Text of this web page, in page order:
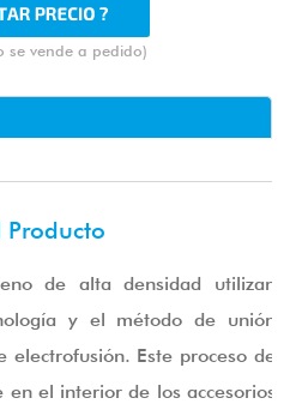
se vende a pedido)
Producto
de alta densidad utilizan
y el método de unión
electrofusión. Este proceso de
el interior de los accesorios